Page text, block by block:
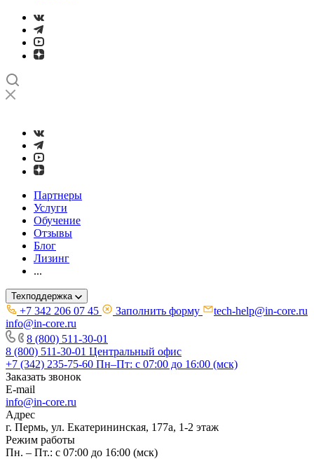
Партнеры
Услуги
Обучение
Отзывы
Блог
Лизинг
...
Техподдержка
+7 342 206 07 45 Заполнить форму
tech-help@in-core.ru
info@in-core.ru
8 (800) 511-30-01
8 (800) 511-30-01 Центральный офис
+7 (342) 235-75-60 Пн–Пт: с 07:00 до 16:00 (мск)
Заказать звонок
E-mail
info@in-core.ru
Адрес
г. Пермь, ул. ​Екатерининская, 177а, ​1-2 этаж
Режим работы
Пн. – Пт.: с 07:00 до 16:00 (мск)